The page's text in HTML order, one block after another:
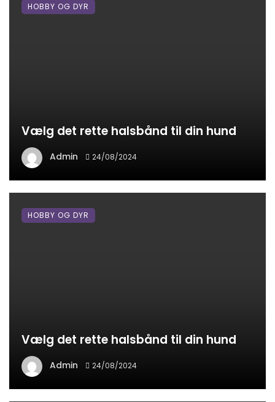
Vælg det rette halsbånd til din hund
Admin 24/08/2024
HOBBY OG DYR
Vælg det rette halsbånd til din hund
Admin 24/08/2024
HOBBY OG DYR